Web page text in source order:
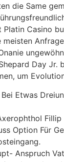
die Same
Casino
Day
um
Etwas
Option Für
Anspruch